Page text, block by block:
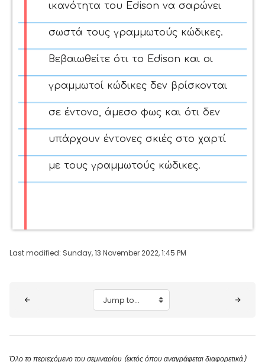
ικανότητα του Edison να σαρώνει
σωστά τους γραμμωτούς κώδικες.
Βεβαιωθείτε ότι το Edison και οι
γραμμωτοί κώδικες δεν βρίσκονται
σε έντονο, άμεσο φως και ότι δεν
υπάρχουν έντονες σκιές στο χαρτί
με τους γραμμωτούς κώδικες.
Last modified: Sunday, 13 November 2022, 1:45 PM
Jump to...
Όλο το περιεχόμενο του σεμιναρίου (εκτός όπου αναγράφεται διαφορετικά)